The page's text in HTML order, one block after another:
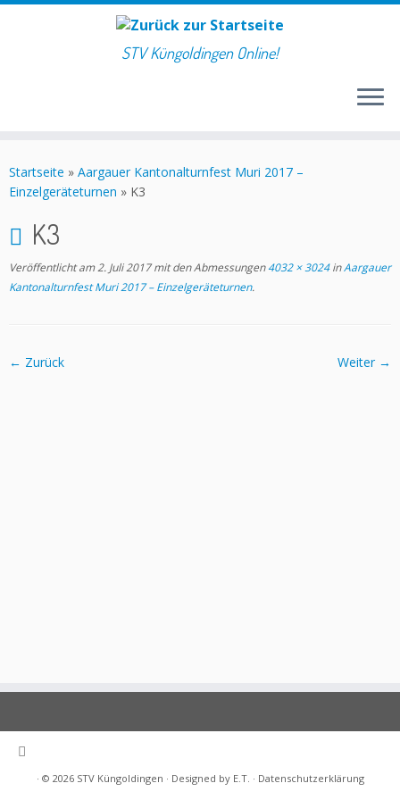
Inhalt
springen
STV Küngoldingen Online!
Startseite » Aargauer Kantonalturnfest Muri 2017 –
Einzelgeräteturnen » K3
K3
Veröffentlicht am2. Juli 2017mit den Abmessungen4032 × 3024inAargauer
Kantonalturnfest Muri 2017 – Einzelgeräteturnen.
← Zurück Weiter →
· © 2026 STV Küngoldingen · Designed by E.T. · Datenschutzerklärung